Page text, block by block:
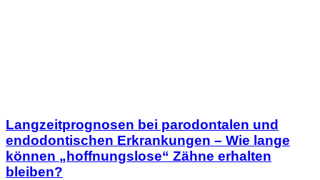
Langzeitprognosen bei parodontalen und
endodontischen Erkrankungen – Wie lange
können „hoffnungslose“ Zähne erhalten
bleiben?